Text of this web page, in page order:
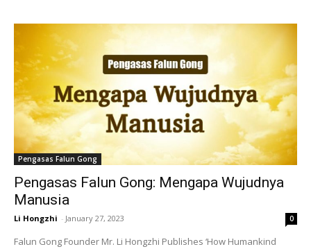
Pengasas Falun Gong
Pengasas Falun Gong: Mengapa Wujudnya
Manusia
Li Hongzhi - January 27, 2023 0
Falun Gong Founder Mr. Li Hongzhi Publishes ‘How Humankind